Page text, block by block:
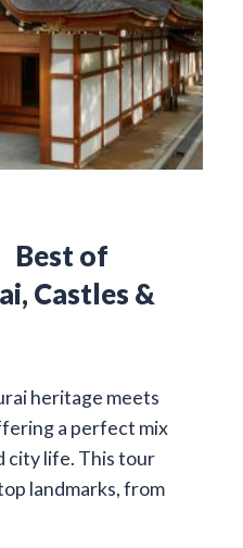
Best of
Castles &
heritage meets
a perfect mix
city life. This tour
landmarks, from